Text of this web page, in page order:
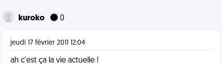
kuroko 0
jeudi 17 février 2011 12:04
ah c'est ça la vie actuelle !